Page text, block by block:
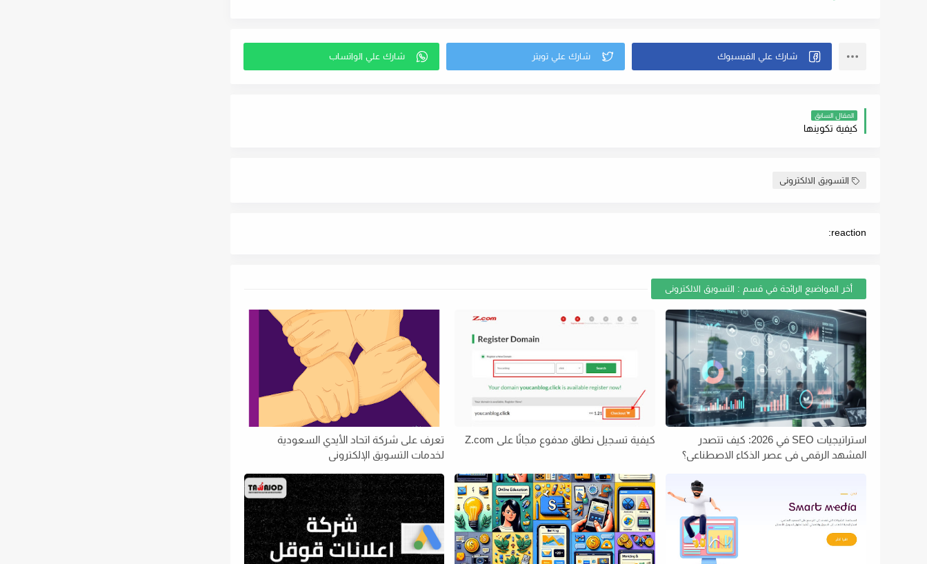
المقال السابق
كيفية تكوينها
التسويق الالكترونى
reaction:
أخر المواضيع الرائجة في قسم : التسويق الالكترونى
استراتيجيات SEO في 2026: كيف تتصدر
المشهد الرقمي في عصر الذكاء الاصطناعي؟
كيفية تسجيل نطاق مدفوع مجانًا على Z.com
تعرف على شركة اتحاد الأيدي السعودية
لخدمات التسويق الإلكتروني